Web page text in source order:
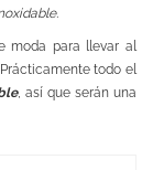
moda para llevar al
todo el
, así que serán una